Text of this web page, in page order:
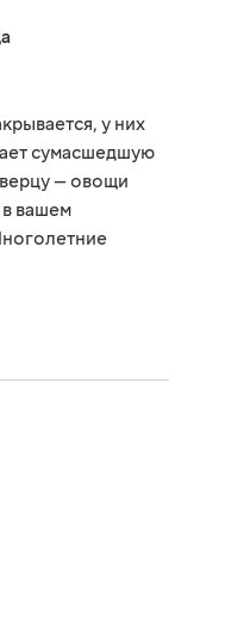
у них
сумасшедшую
— овощи
вашем